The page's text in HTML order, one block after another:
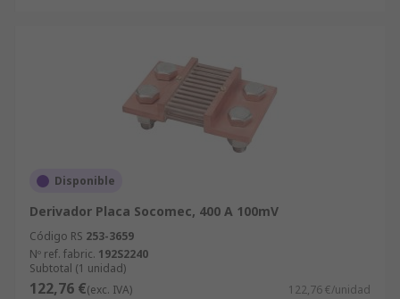
Disponible
Derivador Placa Socomec, 400 A 100mV
Código RS 253-3659
Nº ref. fabric. 192S2240
Subtotal (1 unidad)
122,76 €(exc. IVA) 122,76 €/unidad